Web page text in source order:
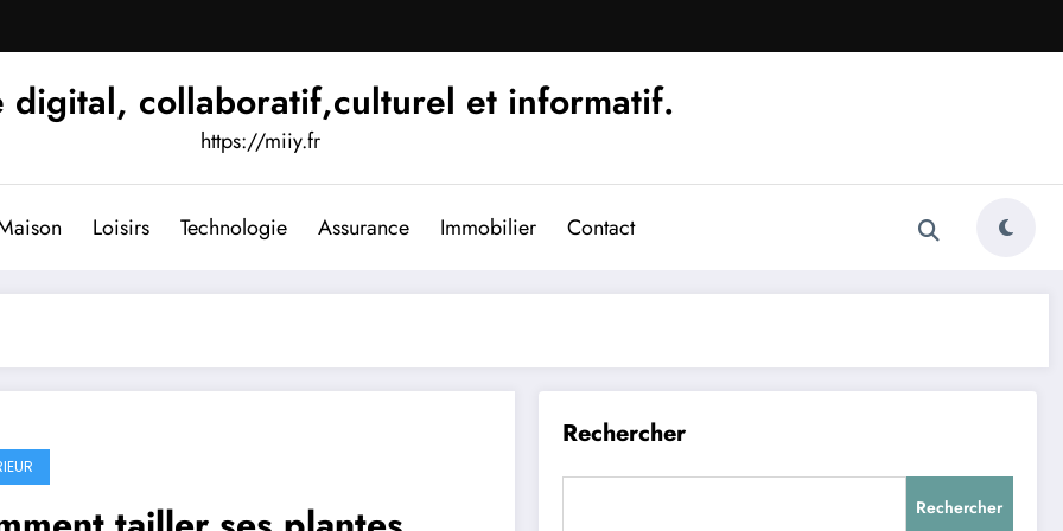
digital, collaboratif,culturel et informatif.
https://miiy.fr
Loisirs Technologie Assurance Immobilier Contact
Rechercher
Rechercher